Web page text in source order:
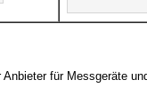
für Messgeräte